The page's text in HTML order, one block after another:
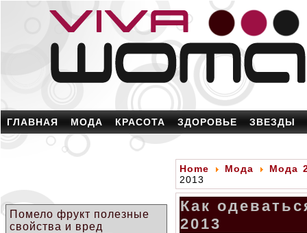
ГЛАВНАЯ МОДА КРАСОТА ЗДОРОВЬЕ ЗВЕЗДЫ
Помело фрукт полезные
свойства и вред
Home Мода
Мода
2013
Как
2013